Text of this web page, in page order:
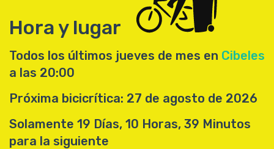
Hora y lugar
Todos los últimos jueves de mes en Cibeles
a las 20:00
Próxima bicicrítica: 27 de agosto de 2026
Solamente 19 Días, 10 Horas, 39 Minutos
para la siguiente